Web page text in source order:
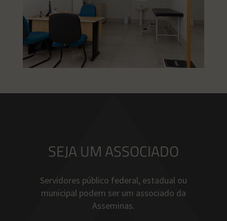
SEJA UM ASSOCIADO
Servidores público federal, estadual ou
municipal podem ser um associado da
Asseminas.